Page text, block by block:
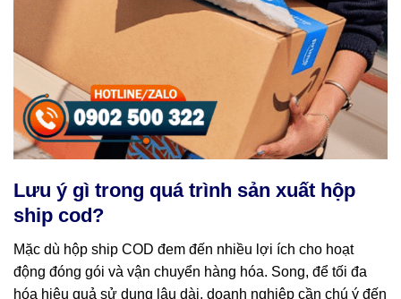
Lưu ý gì trong quá trình sản xuất hộp
ship cod?
Mặc dù hộp ship COD đem đến nhiều lợi ích cho hoạt
động đóng gói và vận chuyển hàng hóa. Song, để tối đa
hóa hiệu quả sử dụng lâu dài, doanh nghiệp cần chú ý đến